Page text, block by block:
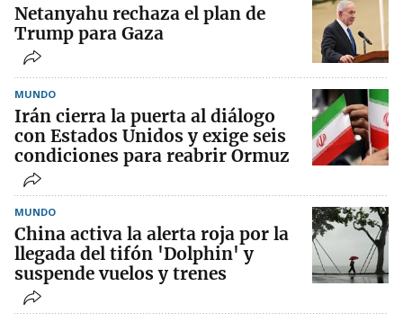
Netanyahu rechaza el plan de
Trump para Gaza
MUNDO
Irán cierra la puerta al diálogo
con Estados Unidos y exige seis
condiciones para reabrir Ormuz
MUNDO
China activa la alerta roja por la
llegada del tifón 'Dolphin' y
suspende vuelos y trenes